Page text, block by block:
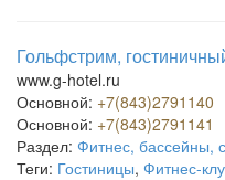
Гольфстрим,
www.g-hotel.ru
Основной: +7(843)2791140
Основной: +7(843)2791141
Раздел: Фитнес, бассейны,
Теги: Гостиницы, Фитнес-